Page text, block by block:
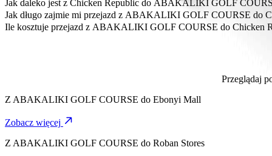
Najbardziej przystępna cenowo opcja dojazdu z ABAKALIKI
Jak daleko jest z Chicken Republic do ABAKALIKI GOLF
Chicken Republic znajduje się około 2,5 km od ABAKALIKI
Jak długo zajmie mi przejazd z ABAKALIKI GOLF COURSE do
Dojazd z ABAKALIKI GOLF COURSE do Chicken Republic Bolt
Ile kosztuje przejazd z ABAKALIKI GOLF COURSE do Chicken
Przeglądaj
Z ABAKALIKI GOLF COURSE do Ebonyi Mall
Zobacz więcej
Z ABAKALIKI GOLF COURSE do Roban Stores